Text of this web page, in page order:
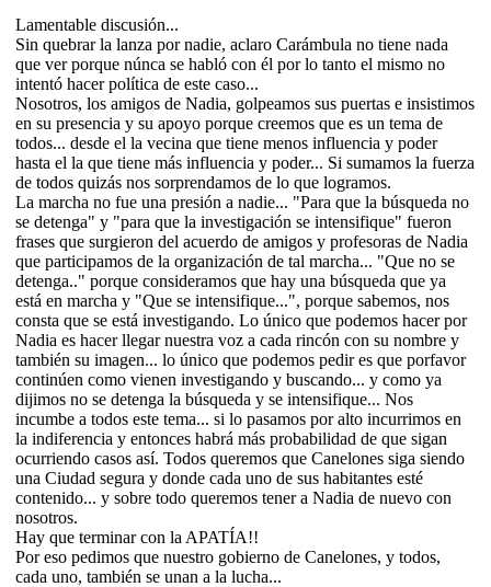
Lamentable discusión...
Sin quebrar la lanza por nadie, aclaro Carámbula no tiene nada
que ver porque núnca se habló con él por lo tanto el mismo no
intentó hacer política de este caso...
Nosotros, los amigos de Nadia, golpeamos sus puertas e insistimos
en su presencia y su apoyo porque creemos que es un tema de
todos... desde el la vecina que tiene menos influencia y poder
hasta el la que tiene más influencia y poder... Si sumamos la fuerza
de todos quizás nos sorprendamos de lo que logramos.
La marcha no fue una presión a nadie... "Para que la búsqueda no
se detenga" y "para que la investigación se intensifique" fueron
frases que surgieron del acuerdo de amigos y profesoras de Nadia
que participamos de la organización de tal marcha... "Que no se
detenga.." porque consideramos que hay una búsqueda que ya
está en marcha y "Que se intensifique...", porque sabemos, nos
consta que se está investigando. Lo único que podemos hacer por
Nadia es hacer llegar nuestra voz a cada rincón con su nombre y
también su imagen... lo único que podemos pedir es que porfavor
continúen como vienen investigando y buscando... y como ya
dijimos no se detenga la búsqueda y se intensifique... Nos
incumbe a todos este tema... si lo pasamos por alto incurrimos en
la indiferencia y entonces habrá más probabilidad de que sigan
ocurriendo casos así. Todos queremos que Canelones siga siendo
una Ciudad segura y donde cada uno de sus habitantes esté
contenido... y sobre todo queremos tener a Nadia de nuevo con
nosotros.
Hay que terminar con la APATÍA!!
Por eso pedimos que nuestro gobierno de Canelones, y todos,
cada uno, también se unan a la lucha...